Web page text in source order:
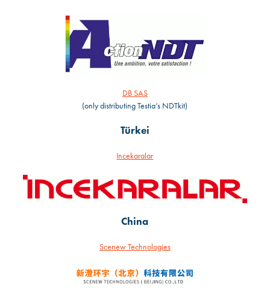
DB SAS
(only distributing Testia’s NDTkit)
Türkei
Incekaralar
China
Scenew Technologies